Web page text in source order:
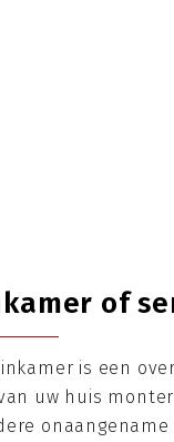
of
is een
uw huis